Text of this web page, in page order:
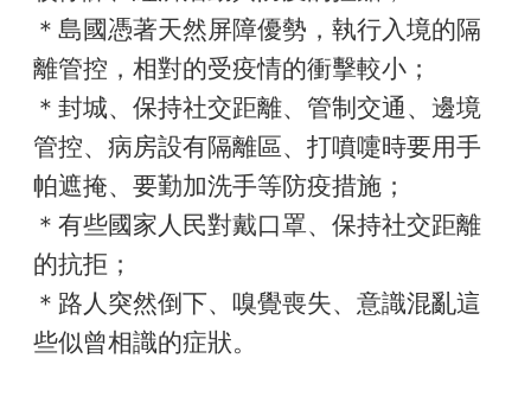
＊島國憑著天然屏障優勢，執行入境的隔
離管控，相對的受疫情的衝擊較小；
＊封城、保持社交距離、管制交通、邊境
管控、病房設有隔離區、打噴嚏時要用手
帕遮掩、要勤加洗手等防疫措施；
＊有些國家人民對戴口罩、保持社交距離
的抗拒；
＊路人突然倒下、嗅覺喪失、意識混亂這
些似曾相識的症狀。